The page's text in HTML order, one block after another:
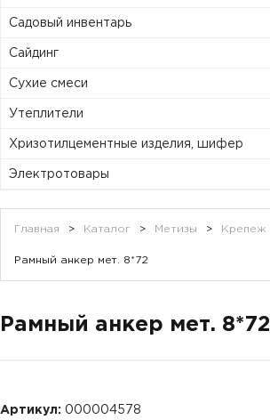
Садовый инвентарь
Сайдинг
Сухие смеси
Утеплители
Хризотилцементные изделия, шифер
Электротовары
Главная > Каталог > Метизы > Крепеж
Рамный анкер мет. 8*72
Рамный анкер мет. 8*72
Артикул: 000004578